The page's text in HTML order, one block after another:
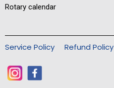
Rotary calendar
Service Policy Refund Policy